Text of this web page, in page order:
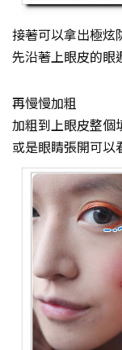
接著可以拿出極炫
先沿著上眼皮的眼
再慢慢加粗
加粗到上眼皮整個
或是眼睛張開可以